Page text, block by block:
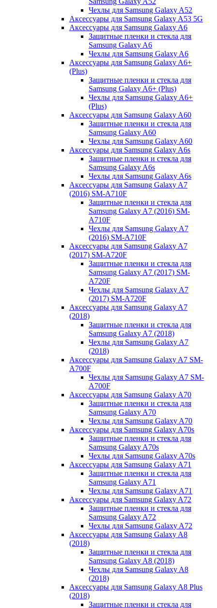
Чехлы для Samsung Galaxy A52
Аксессуары для Samsung Galaxy A53 5G
Аксессуары для Samsung Galaxy A6
Защитные пленки и стекла для
Samsung Galaxy A6
Чехлы для Samsung Galaxy A6
Аксессуары для Samsung Galaxy A6+
(Plus)
Защитные пленки и стекла для
Samsung Galaxy A6+ (Plus)
Чехлы для Samsung Galaxy A6+
(Plus)
Аксессуары для Samsung Galaxy A60
Защитные пленки и стекла для
Samsung Galaxy A60
Чехлы для Samsung Galaxy A60
Аксессуары для Samsung Galaxy A6s
Защитные пленки и стекла для
Samsung Galaxy A6s
Чехлы для Samsung Galaxy A6s
Аксессуары для Samsung Galaxy A7
(2016) SM-A710F
Защитные пленки и стекла для
Samsung Galaxy A7 (2016) SM-
A710F
Чехлы для Samsung Galaxy A7
(2016) SM-A710F
Аксессуары для Samsung Galaxy A7
(2017) SM-A720F
Защитные пленки и стекла для
Samsung Galaxy A7 (2017) SM-
A720F
Чехлы для Samsung Galaxy A7
(2017) SM-A720F
Аксессуары для Samsung Galaxy A7
(2018)
Защитные пленки и стекла для
Samsung Galaxy A7 (2018)
Чехлы для Samsung Galaxy A7
(2018)
Аксессуары для Samsung Galaxy A7 SM-
A700F
Чехлы для Samsung Galaxy A7 SM-
A700F
Аксессуары для Samsung Galaxy A70
Защитные пленки и стекла для
Samsung Galaxy A70
Чехлы для Samsung Galaxy A70
Аксессуары для Samsung Galaxy A70s
Защитные пленки и стекла для
Samsung Galaxy A70s
Чехлы для Samsung Galaxy A70s
Аксессуары для Samsung Galaxy A71
Защитные пленки и стекла для
Samsung Galaxy A71
Чехлы для Samsung Galaxy A71
Аксессуары для Samsung Galaxy A72
Защитные пленки и стекла для
Samsung Galaxy A72
Чехлы для Samsung Galaxy A72
Аксессуары для Samsung Galaxy A8
(2018)
Защитные пленки и стекла для
Samsung Galaxy A8 (2018)
Чехлы для Samsung Galaxy A8
(2018)
Аксессуары для Samsung Galaxy A8 Plus
(2018)
Защитные пленки и стекла для